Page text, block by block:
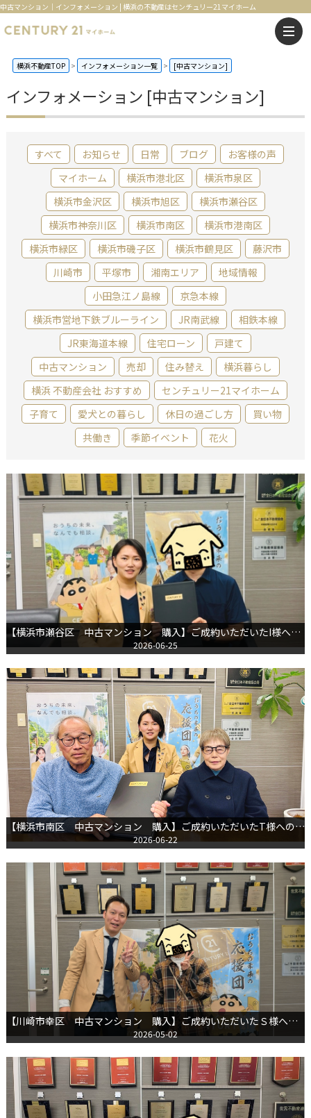
中古マンション｜インフォメーション | 横浜の不動産はセンチュリー21マイホーム
横浜不動産TOP インフォメーション一覧 [中古マンション]
インフォメーション [中古マンション]
すべて お知らせ 日常 ブログ
お客様の声
マイホーム
横浜市港北区
横浜市泉区
横浜市金沢区
横浜市旭区
横浜市瀬谷区
横浜市神奈川区
横浜市南区
横浜市港南区
横浜市緑区
横浜市磯子区 横浜市鶴見区
藤沢市
川崎市
平塚市 湘南エリア
地域情報
小田急江ノ島線
京急本線
横浜市営地下鉄ブルーライン
JR南武線
相鉄本線
JR東海道本線
住宅ローン
戸建て
中古マンション
売却 住み替え
横浜暮らし
横浜 不動産会社 おすすめ
センチュリー21マイホーム
子育て
愛犬との暮らし 休日の過ごし方
買い物
共働き
季節イベント 花火
【横浜市瀬谷区 中古マンション 購入】ご成約いただいたI様へのインタビュー
2026-06-25
【横浜市南区 中古マンション 購入】ご成約いただいたT様へのインタビュー
2026-06-22
【川崎市幸区 中古マンション 購入】ご成約いただいたＳ様へのインタビュー
2026-05-02